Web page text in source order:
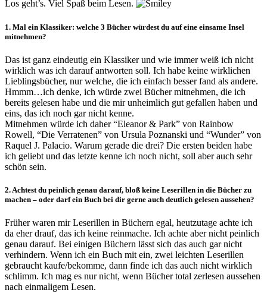
Los geht’s. Viel Spaß beim Lesen.
1. Mal ein Klassiker: welche 3 Bücher würdest du auf eine einsame Insel
mitnehmen?
Das ist ganz eindeutig ein Klassiker und wie immer weiß ich nicht
wirklich was ich darauf antworten soll. Ich habe keine wirklichen
Lieblingsbücher, nur welche, die ich einfach besser fand als andere.
Hmmm…ich denke, ich würde zwei Bücher mitnehmen, die ich
bereits gelesen habe und die mir unheimlich gut gefallen haben und
eins, das ich noch gar nicht kenne.
Mitnehmen würde ich daher “Eleanor & Park” von Rainbow
Rowell, “Die Verratenen” von Ursula Poznanski und “Wunder” von
Raquel J. Palacio. Warum gerade die drei? Die ersten beiden habe
ich geliebt und das letzte kenne ich noch nicht, soll aber auch sehr
schön sein.
2. Achtest du peinlich genau darauf, bloß keine Leserillen in die Bücher zu
machen – oder darf ein Buch bei dir gerne auch deutlich gelesen aussehen?
Früher waren mir Leserillen in Büchern egal, heutzutage achte ich
da eher drauf, das ich keine reinmache. Ich achte aber nicht peinlich
genau darauf. Bei einigen Büchern lässt sich das auch gar nicht
verhindern. Wenn ich ein Buch mit ein, zwei leichten Leserillen
gebraucht kaufe/bekomme, dann finde ich das auch nicht wirklich
schlimm. Ich mag es nur nicht, wenn Bücher total zerlesen aussehen
nach einmaligem Lesen.